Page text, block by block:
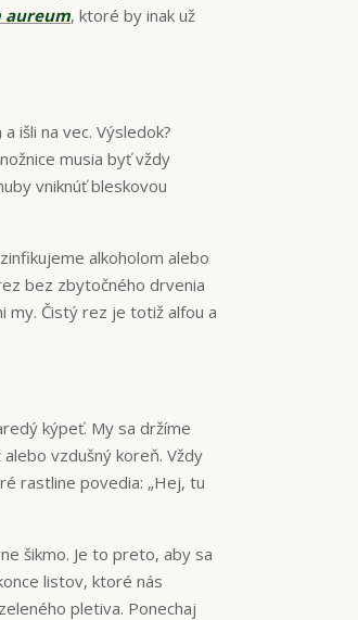
aureum, ktoré by inak už
išli na vec. Výsledok?
musia byť vždy
vniknúť bleskovou
alkoholom alebo
bez zbytočného drvenia
my. Čistý rez je totiž alfou a
kýpeť. My sa držíme
vzdušný koreň. Vždy
rastline povedia: „Hej, tu
šikmo. Je to preto, aby sa
listov, ktoré nás
pletiva. Ponechaj